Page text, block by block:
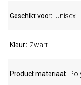
Geschikt voor Unisex
Kleur Zwart
Product materiaal